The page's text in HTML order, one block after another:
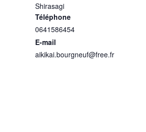
Shirasagi
Téléphone
0641586454
E-mail
aikikai.bourgneuf@free.fr